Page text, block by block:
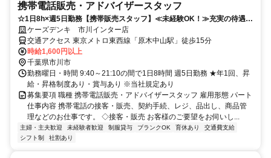
携帯電話販売・アドバイザースタッフ
☆1日8h×週5日勤務【携帯販売スタッフ】≪未経験OK！≫充実の待遇で
働きやすさ抜群◎
ケーズデンキ 市川インター店
交通アクセス 東京メトロ東西線「原木中山駅」徒歩15分
時給1,600円以上
千葉県市川市
勤務曜日・時間 9:40～21:10の間で1日8時間 週5日勤務 ★年1回、昇
給・昇格制度あり・賞与あり ※当社規定あり
募集要項 職種 携帯電話販売・アドバイザースタッフ 雇用形態 パート
仕事内容 携帯電話の接客・販売、契約手続、レジ、品出し、商品管
理などのお仕事です。 ◇接客・販売 お客様のご要望をお伺いし...
主婦・主夫歓迎 未経験者歓迎 制服貸与 ブランクOK 育休あり
交通費支給
シフト制
社割あり